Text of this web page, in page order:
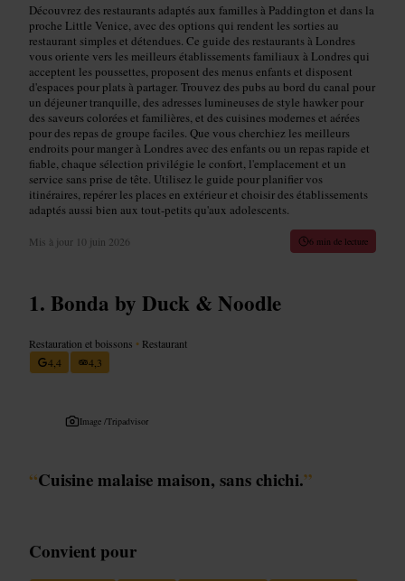
Découvrez des restaurants adaptés aux familles à Paddington et dans la
proche Little Venice, avec des options qui rendent les sorties au
restaurant simples et détendues. Ce guide des restaurants à Londres
vous oriente vers les meilleurs établissements familiaux à Londres qui
acceptent les poussettes, proposent des menus enfants et disposent
d'espaces pour plats à partager. Trouvez des pubs au bord du canal pour
un déjeuner tranquille, des adresses lumineuses de style hawker pour
des saveurs colorées et familières, et des cuisines modernes et aérées
pour des repas de groupe faciles. Que vous cherchiez les meilleurs
endroits pour manger à Londres avec des enfants ou un repas rapide et
fiable, chaque sélection privilégie le confort, l'emplacement et un
service sans prise de tête. Utilisez le guide pour planifier vos
itinéraires, repérer les places en extérieur et choisir des établissements
adaptés aussi bien aux tout-petits qu'aux adolescents.
Mis à jour 10 juin 2026 6 min de lecture
Bonda by Duck & Noodle
Restauration et boissons • Restaurant
4,4
4,3
Image /Tripadvisor
“Cuisine malaise maison, sans chichi.”
Convient pour